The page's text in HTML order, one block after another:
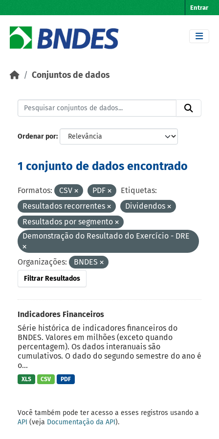
Entrar
Conjuntos de dados
Ordenar por
1 conjunto de dados encontrado
Formatos: CSV PDF
Etiquetas:
Resultados recorrentes
Dividendos
Resultados por segmento
Demonstração do Resultado do Exercício - DRE
Organizações: BNDES
Filtrar Resultados
Indicadores Financeiros
Série histórica de indicadores financeiros do
BNDES. Valores em milhões (exceto quando
percentagem). Os dados interanuais são
cumulativos. O dado do segundo semestre do ano é
o...
XLS CSV PDF
Você também pode ter acesso a esses registros usando a
API (veja Documentação da API).